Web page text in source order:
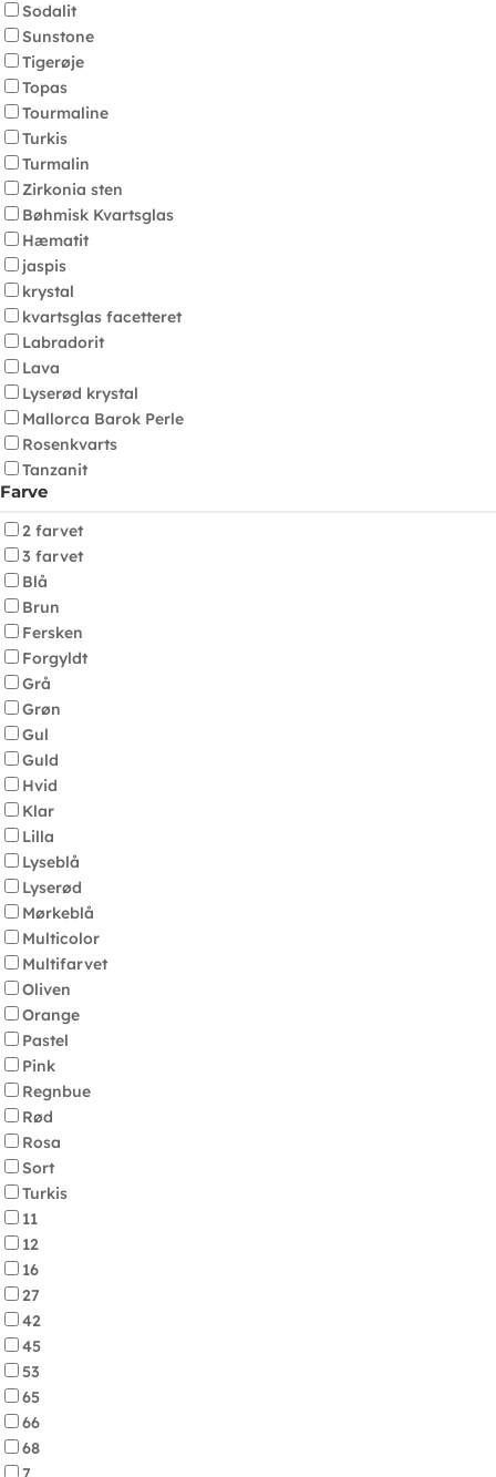
Sodalit
Sunstone
Tigerøje
Topas
Tourmaline
Turkis
Turmalin
Zirkonia sten
Bøhmisk Kvartsglas
Hæmatit
jaspis
krystal
kvartsglas facetteret
Labradorit
Lava
Lyserød krystal
Mallorca Barok Perle
Rosenkvarts
Tanzanit
Farve
2 farvet
3 farvet
Blå
Brun
Fersken
Forgyldt
Grå
Grøn
Gul
Guld
Hvid
Klar
Lilla
Lyseblå
Lyserød
Mørkeblå
Multicolor
Multifarvet
Oliven
Orange
Pastel
Pink
Regnbue
Rød
Rosa
Sort
Turkis
11
12
16
27
42
45
53
65
66
68